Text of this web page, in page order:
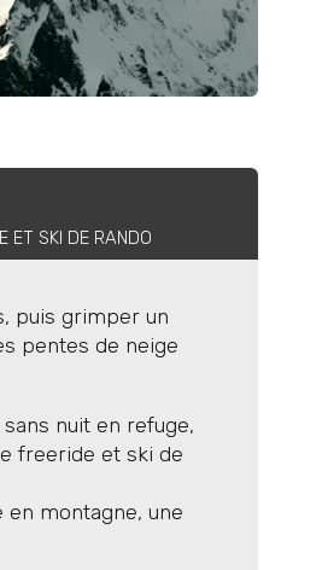
ET SKI DE RANDO
puis grimper un
pentes de neige
nuit en refuge,
freeride et ski de
montagne, une